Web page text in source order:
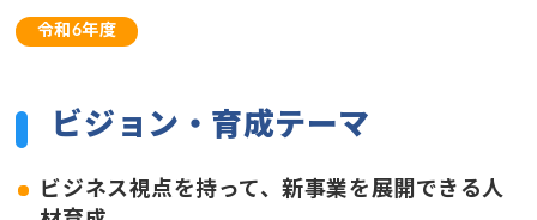
令和6年度
ビジョン・育成テーマ
ビジネス視点を持って、新事業を展開できる人